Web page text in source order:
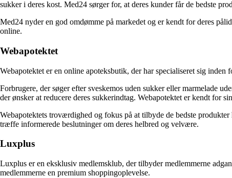
sukker i deres kost. Med24 sørger for, at deres kunder får de bedste
Med24 nyder en god omdømme på markedet og er kendt for deres
online.
Webapotektet
Webapotektet er en online apoteksbutik, der har specialiseret sig
Forbrugere, der søger efter sveskemos uden sukker eller marmelade
der ønsker at reducere deres sukkerindtag. Webapotektet er kendt for
Webapotektets troværdighed og fokus på at tilbyde de bedste
træffe informerede beslutninger om deres helbred og velvære.
Luxplus
Luxplus er en eksklusiv medlemsklub, der tilbyder medlemmerne
medlemmerne en premium shoppingoplevelse.